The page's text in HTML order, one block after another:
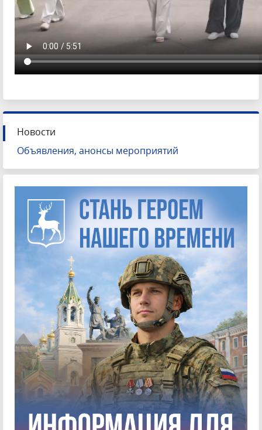
Новости
Объявления, анонсы мероприятий